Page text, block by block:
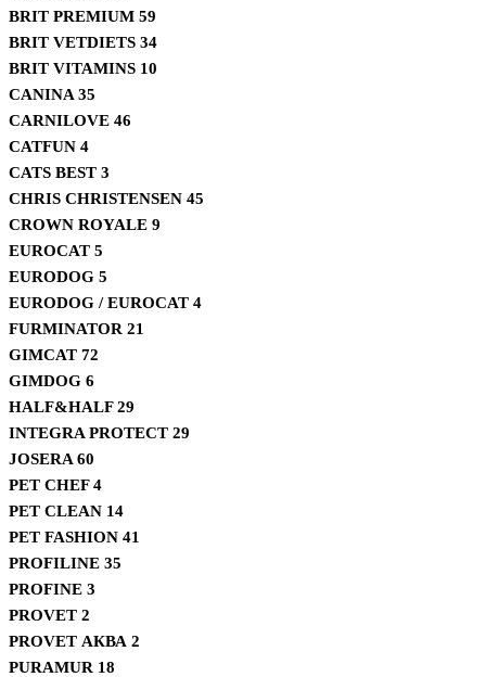
BRIT PREMIUM 59
BRIT VETDIETS 34
BRIT VITAMINS 10
CANINA 35
CARNILOVE 46
CATFUN 4
CATS BEST 3
CHRIS CHRISTENSEN 45
CROWN ROYALE 9
EUROCAT 5
EURODOG 5
EURODOG / EUROCAT 4
FURMINATOR 21
GIMCAT 72
GIMDOG 6
HALF&HALF29
INTEGRA PROTECT 29
JOSERA 60
PET CHEF4
PET CLEAN 14
PET FASHION 41
PROFILINE 35
PROFINE 3
PROVET 2
PROVET АКВА 2
PURAMUR 18